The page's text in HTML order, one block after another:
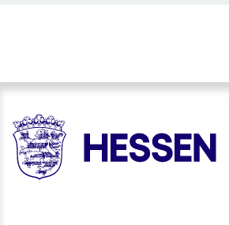
HESSEN - Hessische Landesregierung